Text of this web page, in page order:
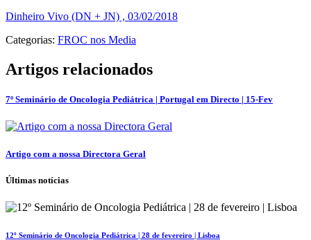
Dinheiro Vivo (DN + JN) , 03/02/2018
Categorias: FROC nos Media
Artigos relacionados
7º Seminário de Oncologia Pediátrica | Portugal em Directo | 15-Fev
Artigo com a nossa Directora Geral
Últimas notícias
12º Seminário de Oncologia Pediátrica | 28 de fevereiro | Lisboa